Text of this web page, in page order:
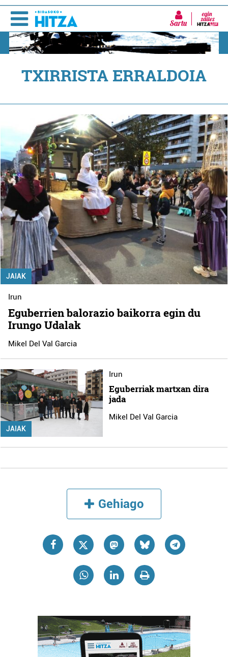
Sartu
TXIRRISTA ERRALDOIA
JAIAK
Irun
Eguberrien balorazio baikorra egin du
Irungo Udalak
Mikel Del Val Garcia
JAIAK
Irun
Eguberriak martxan dira
jada
Mikel Del Val Garcia
Gehiago